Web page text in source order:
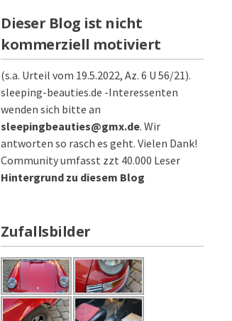
Dieser Blog ist nicht
kommerziell motiviert
(s.a. Urteil vom 19.5.2022, Az. 6 U 56/21).
sleeping-beauties.de -Interessenten
wenden sich bitte an
sleepingbeauties@gmx.de. Wir
antworten so rasch es geht. Vielen Dank!
Community umfasst zzt 40.000 Leser
Hintergrund zu diesem Blog
Zufallsbilder